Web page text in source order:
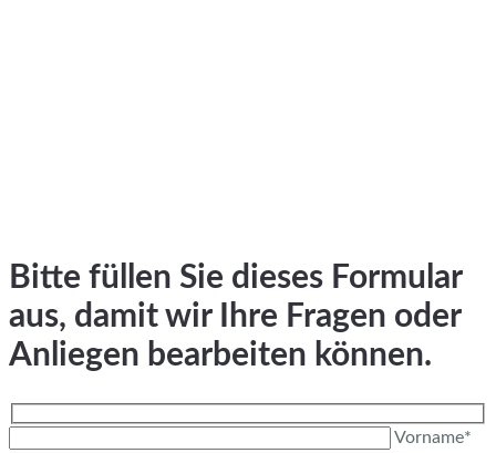
Bitte füllen Sie dieses Formular
aus, damit wir Ihre Fragen oder
Anliegen bearbeiten können.
Vorname*